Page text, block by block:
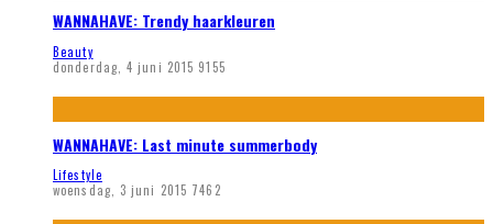
WANNAHAVE: Trendy haarkleuren
Beauty
donderdag, 4 juni 2015 9155
WANNAHAVE: Last minute summerbody
Lifestyle
woensdag, 3 juni 2015 7462